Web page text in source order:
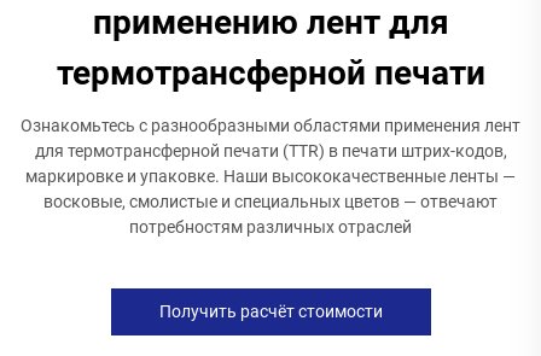
применению лент для
термотрансферной печати
Ознакомьтесь с разнообразными областями применения лент
для термотрансферной печати (TTR) в печати штрих-кодов,
маркировке и упаковке. Наши высококачественные ленты —
восковые, смолистые и специальных цветов — отвечают
потребностям различных отраслей
Получить расчёт стоимости